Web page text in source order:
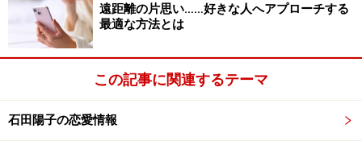
婚活、婚活……と、あちこちで耳にしますが、婚活の前に
「自分はどんな人を求めているのか」「何を基準に結婚
相手を選んだらいいのか」最初の一歩で悩んでいる女性
も少なくありません。今回、フィッシャー博士に取材す
る前に婚活中の20代、30代の女性に婚活についての悩み
を聞き、その質問をフィッシャー博士に答えていただき
遠距離の片思い……好きな人へアプローチする
最適な方法とは
この記事に関連するテーマ
石田陽子の恋愛情報